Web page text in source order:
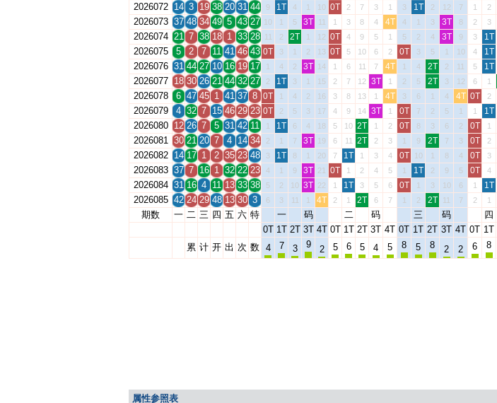
2026072
14 3 19 38 20 31 44 9 1T 4 1 10 0T 2 7 3 1 3 1T 2 12 7 1 2
2026073 37 48 34 49 5 43 27 10 1 5 3T 11 1 3 8 4 4T 4 1 3 3T 8 2 3
2026074 21 7 38 18 1 33 28 11 2 2T 1 12 0T 4 9 5 1 5 2 4 3T 9 3 1T
2026075
5 2 7 11 41 46 43 0T 3 1 2 13 0T 5 10 6 2 0T 3 5 1 10 4 1T
2026076 31 44 27 10 16 19 17 1 4 2 3T 14 1 6 11 7 4T 1 4 2T 2 11 5 1T
2026077
18 30 26 21 44 32 27 2 1T 3 1 15 2 7 12 3T 1 2 5 2T 3 12 6 1
2026078
6 47 45 1 41 37 8 0T 1 4 2 16 3 8 13 1 4T 3 6 1 4 4T 0T 2
2026079
4 32 7 15 46 29 23 0T 2 5 3 17 4 9 14 3T 1 0T 7 2 5 1 1 1T
2026080
12 26 7 5 31 42 11 1 1T 6 4 18 5 10 2T 1 2 0T 8 3 6 2 0T 1
2026081 30 21 20 7 4 14 34 2 1 7 3T 19 6 11 2T 2 3 1 9 2T 7 3 0T 2
2026082
14 17 1 2 35 23 48 3 1T 8 1 20 7 1T 1 3 4 0T 10 1 8 4 0T 3
2026083 37 7 16 1 32 22 23 4 1 9 3T 21 0T 1 2 4 5 1 1T 2 9 5 0T 4
2026084 31 16 4 11 13 33 38 5 2 10 3T 22 1 1T 3 5 6 0T 1 3 10 6 1 1T
2026085 42 24 29 48 13 30 3 6 3 11 1 4T 2 1 2T 6 7 1 2 2T 11 7 2 1
期数
一 二 三 四 五 六 特 一 码 二 码 三 码 四
0T 1T 2T 3T 4T 0T 1T 2T 3T 4T 0T 1T 2T 3T 4T 0T 1T
累 计 开 出 次 数 4 7 3 9 2 5 6 5 4 5 8 5 8 2 2 6 8
属性参照表